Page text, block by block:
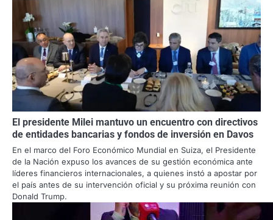
El presidente Milei mantuvo un encuentro con directivos
de entidades bancarias y fondos de inversión en Davos
En el marco del Foro Económico Mundial en Suiza, el Presidente
de la Nación expuso los avances de su gestión económica ante
líderes financieros internacionales, a quienes instó a apostar por
el país antes de su intervención oficial y su próxima reunión con
Donald Trump.